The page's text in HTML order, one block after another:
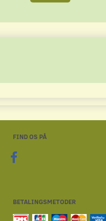
FIND OS PÅ
BETALINGSMETODER